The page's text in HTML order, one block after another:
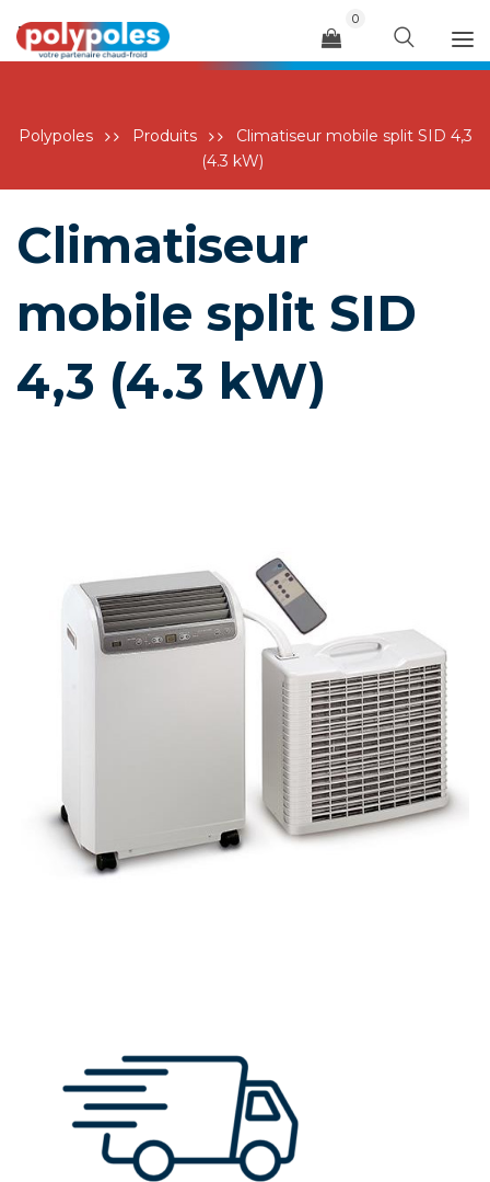
Menu
0
Polypoles Produits
Climatiseur mobile split SID 4,3
(4.3 kW)
Climatiseur
mobile split SID
4,3 (4.3 kW)